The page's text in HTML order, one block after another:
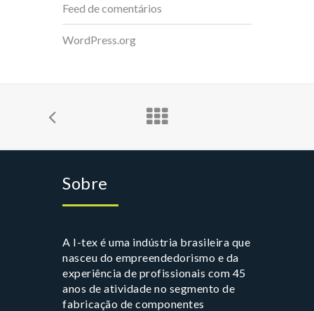
Feed de comentários
WordPress.org
Sobre
A I-tex é uma indústria brasileira que
nasceu do empreendedorismo e da
experiência de profissionais com 45
anos de atividade no segmento de
fabricação de componentes